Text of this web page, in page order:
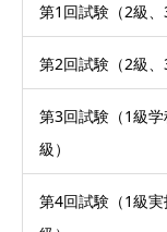
第1回試験（2級、
第2回試験（2級、
第3回試験（1級
級）
第4回試験（1級